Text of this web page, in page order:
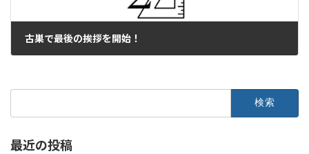
古巣で最後の挨拶を開始！
最近の投稿